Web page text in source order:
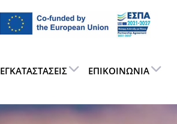
ΕΓΚΑΤΑΣΤΆΣΕΙΣ ΕΠΙΚΟΙΝΩΝΊΑ